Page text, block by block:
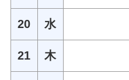
20 水
21 木